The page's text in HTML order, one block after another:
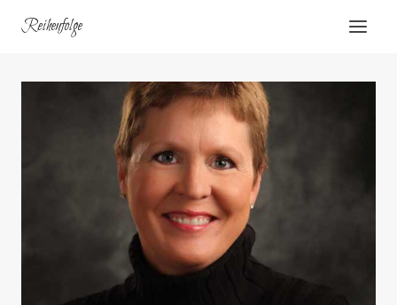
Inhalt
Reihenfolge